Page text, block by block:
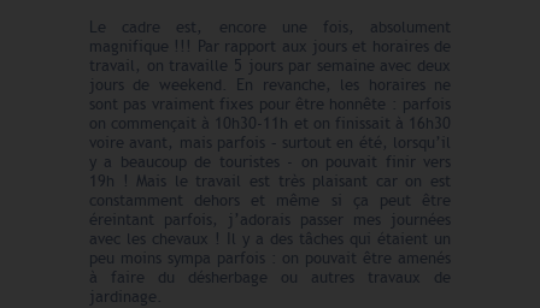
Le cadre est, encore une fois, absolument
magnifique !!! Par rapport aux jours et horaires de
travail, on travaille 5 jours par semaine avec deux
jours de weekend. En revanche, les horaires ne
sont pas vraiment fixes pour être honnête : parfois
on commençait à 10h30-11h et on finissait à 16h30
voire avant, mais parfois – surtout en été, lorsqu’il
y a beaucoup de touristes - on pouvait finir vers
19h ! Mais le travail est très plaisant car on est
constamment dehors et même si ça peut être
éreintant parfois, j’adorais passer mes journées
avec les chevaux ! Il y a des tâches qui étaient un
peu moins sympa parfois : on pouvait être amenés
à faire du désherbage ou autres travaux de
jardinage.